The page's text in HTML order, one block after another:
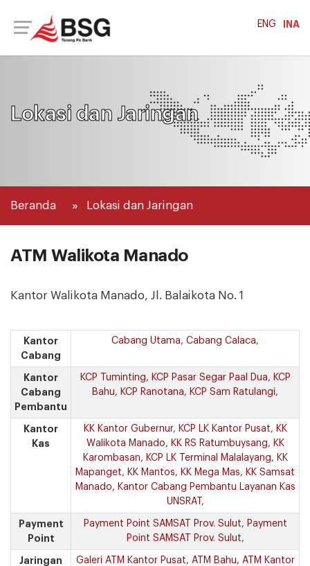
INA
ENG
Lokasi dan Jaringan
Beranda Lokasi dan Jaringan
ATM Walikota Manado
Kantor Walikota Manado, Jl. Balaikota No. 1
Kantor
Cabang
Cabang Utama, Cabang Calaca,
Kantor
Cabang
Pembantu
KCP Tuminting, KCP Pasar Segar Paal Dua, KCP
Bahu, KCP Ranotana, KCP Sam Ratulangi,
Kantor
Kas
KK Kantor Gubernur, KCP LK Kantor Pusat, KK
Walikota Manado, KK RS Ratumbuysang, KK
Karombasan, KCP LK Terminal Malalayang, KK
Mapanget, KK Mantos, KK Mega Mas, KK Samsat
Manado, Kantor Cabang Pembantu Layanan Kas
UNSRAT ,
Payment
Point
Payment Point SAMSAT Prov. Sulut, Payment
Point SAMSAT Prov. Sulut,
Jaringan
Galeri ATM Kantor Pusat, ATM Bahu, ATM Kantor